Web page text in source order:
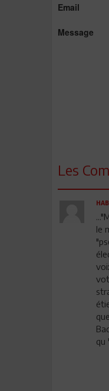
Email
Message
Les
le
qu